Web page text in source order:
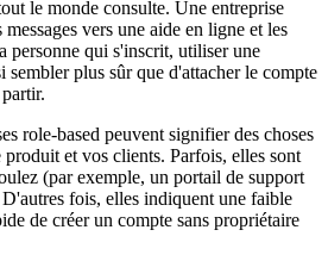
le monde consulte. Une entreprise
vers une aide en ligne et les
personne qui s'inscrit, utiliser une
sembler plus sûr que d'attacher le compte
role-based peuvent signifier des choses
et vos clients. Parfois, elles sont
(par exemple, un portail de support
fois, elles indiquent une faible
de créer un compte sans propriétaire